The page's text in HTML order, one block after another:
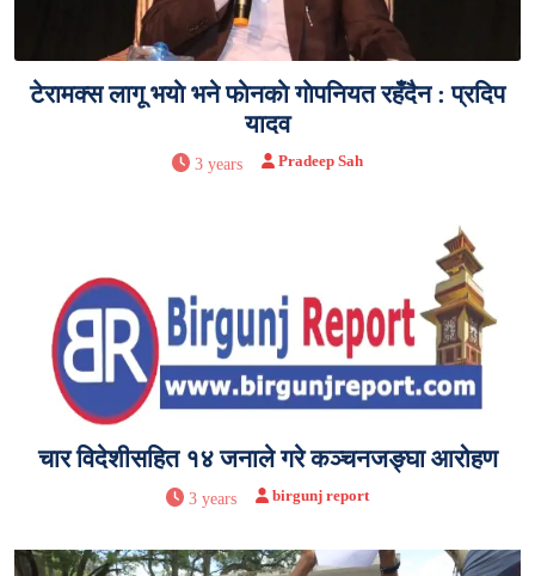
टेरामक्स लागू भयाे भने फाेनकाे गाेपनियत रहँदैन : प्रदिप
यादव
3 years Pradeep Sah
चार विदेशीसहित १४ जनाले गरे कञ्चनजङ्घा आरोहण
3 years birgunj report